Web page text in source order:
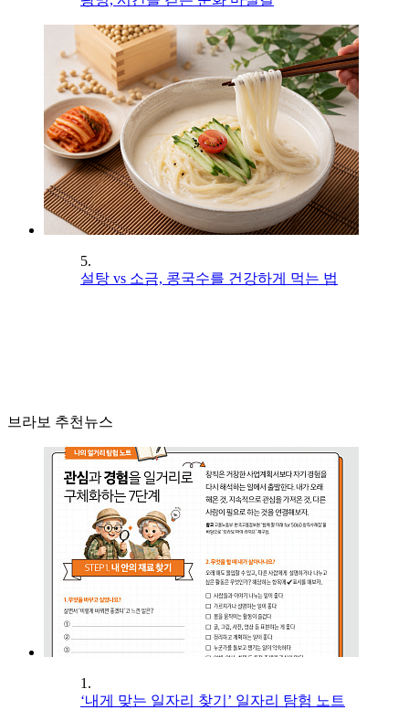
5.
설탕 vs 소금, 콩국수를 건강하게 먹는 법
브라보 추천뉴스
1.
‘내게 맞는 일자리 찾기’ 일자리 탐험 노트